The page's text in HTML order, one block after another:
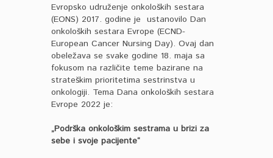
Evropsko udruženje onkoloških sestara
(EONS) 2017. godine je ustanovilo Dan
onkoloških sestara Evrope (ECND-
European Cancer Nursing Day). Ovaj dan
obeležava se svake godine 18. maja sa
fokusom na različite teme bazirane na
strateškim prioritetima sestrinstva u
onkologiji. Tema Dana onkoloških sestara
Evrope 2022 je:
„Podrška onkološkim sestrama u brizi za
sebe i svoje pacijente“